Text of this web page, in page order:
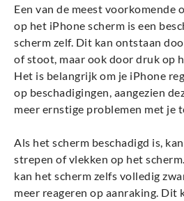
Een van de meest voorkomende
op het iPhone scherm is een
scherm zelf. Dit kan ontstaan
of stoot, maar ook door druk op
Het is belangrijk om je iPhone
op beschadigingen, aangezien
meer ernstige problemen met je
Als het scherm beschadigd is,
strepen of vlekken op het
kan het scherm zelfs volledig
meer reageren op aanraking. Dit